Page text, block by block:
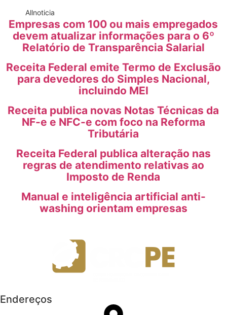
Allnoticia
Empresas com 100 ou mais empregados
devem atualizar informações para o 6º
Relatório de Transparência Salarial
Receita Federal emite Termo de Exclusão
para devedores do Simples Nacional,
incluindo MEI
Receita publica novas Notas Técnicas da
NF-e e NFC-e com foco na Reforma
Tributária
Receita Federal publica alteração nas
regras de atendimento relativas ao
Imposto de Renda
Manual e inteligência artificial anti-
washing orientam empresas
Endereços